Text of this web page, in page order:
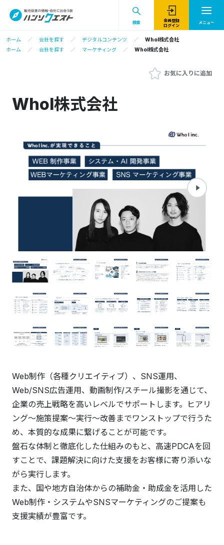
検索
会員登録
ログイン
メニュー
ホーム 会社を探す デジタルコンテンツ
WhoI株式会社
ホーム
会社を探す マーケティング WhoI株式会社
お気に入りに追加
WhoI株式会社
Web制作（各種クリエイティブ）、SNS運用、
Web/SNS広告運用、動画制作/スチール撮影を通じて、
企業の売上戦略を高いレベルでサポートします。ヒアリ
ング〜施策提案〜実行〜改善までワンストップで行うた
め、本質的な成果に繋げることが可能です。
盤石な体制と徹底化した仕組みのもと、高速PDCAを回
すことで、課題解決に向けた支援をお客様に寄り添いな
がら実行します。
また、国や地方自治体からの補助金・助成金を活用した
Web制作・システムやSNSマーケティングのご提案も
支援実績が豊富です。